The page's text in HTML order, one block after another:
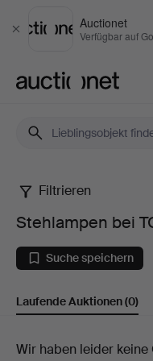
Schließen
Auctionet
Verfügbar auf
Stehlampen
bei
TOKA
Auktionshus
Filtrieren
Stehlampen bei
Suche speichern
Laufende Auktionen(0)
Laufende
Wir haben leider